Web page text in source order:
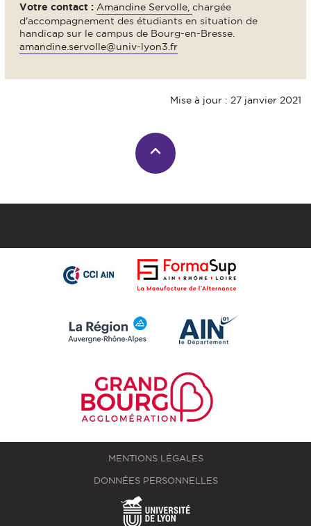
Votre contact : Amandine Servolle, chargée
d'accompagnement des étudiants en situation de
handicap sur le campus de Bourg-en-Bresse.
amandine.servolle@univ-lyon3.fr
Mise à jour : 27 janvier 2021
MENTIONS LÉGALES
DONNÉES PERSONNELLES